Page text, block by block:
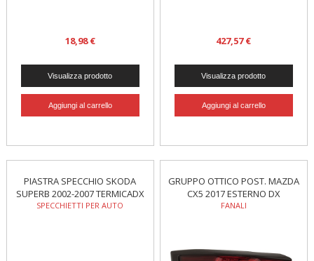
18,98 € 427,57 €
PIASTRA SPECCHIO SKODA
SUPERB 2002-2007 TERMICADX
SPECCHIETTI PER AUTO
GRUPPO OTTICO POST. MAZDA
CX5 2017 ESTERNO DX
FANALI